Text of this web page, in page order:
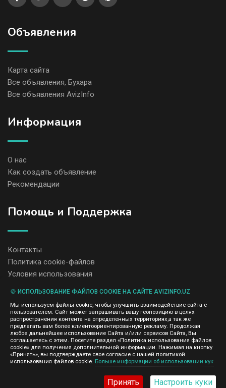
Объявления
Карта сайта
Все объявления, Бухара
Все объявления AvizInfo
Информация
О нас
Как создать объявление
Рекомендации
Помощь и Поддержка
Контакты
Политика cookie-файлов
Условия использования
содержание размещенных объявлений.
Мы ценим конфиденциальность наших пользователей. Мы не
передаем и не продаем личную информацию зарегистрированных
пользователей AvizInfo.uz третьим лицам. Мы не отвечаем за
правила конфиденциальности сайтов на которые ссылается
AvizInfo.uz. На некоторых страницах нашего сайта представлена
реклама Google Adsense Advertising Network. Чтобы узнать
подробней о правилах конфиденциальности Googleнажмите тут
🍪 ИСПОЛЬЗОВАНИЕ ФАЙЛОВ COOKIE НА САЙТЕ AVIZINFO.UZ
Мы используем файлы cookie, чтобы улучшить взаимодействие сайта с
пользователем. Сайт может запрашивать вашу геопозицию в целях
распространения контента на определенных территориях,а так же
предлагать вам более клиентоориентированную рекламу. Продолжая
любое дальнейшее использование Сайта и/или сервисов Сайта, Вы
соглашаетесь с этим. Посетите раздел «Политика использования файлов
cookie» для получения дополнительной информации. Нажимая на кнопку
«Принять», вы подтверждаете свое согласие с нашей политикой
использования файлов cookie. Больше информации об использовании кук
Принять Настроить куки